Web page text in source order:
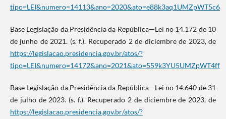
tipo=LEI&numero=14113&ano=2020&ato=e88k3aq1UMZpWT5c6
Base Legislação da Presidência da República—Lei no 14.172 de 10
de junho de 2021. (s. f.). Recuperado 2 de diciembre de 2023, de
https://legislacao.presidencia.gov.br/atos/?
tipo=LEI&numero=14172&ano=2021&ato=559k3YU5UMZpWT4ff
Base Legislação da Presidência da República—Lei no 14.640 de 31
de julho de 2023. (s. f.). Recuperado 2 de diciembre de 2023, de
https://legislacao.presidencia.gov.br/atos/?